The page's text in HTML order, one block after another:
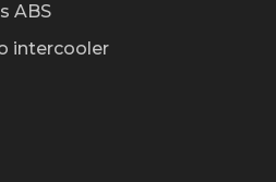
ABS
intercooler